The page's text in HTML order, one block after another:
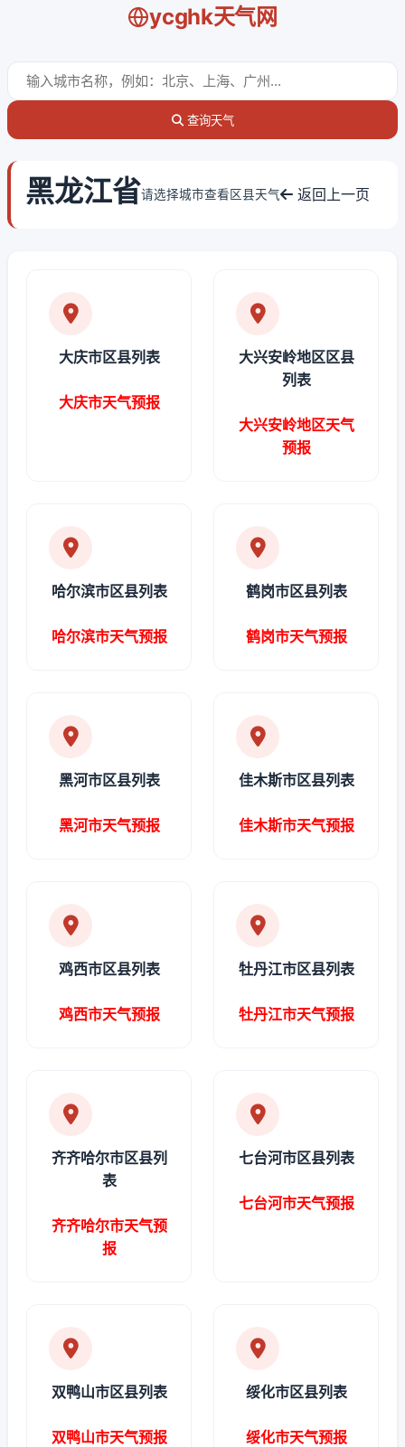
ycghk天气网
查询天气
黑龙江省请选择城市查看区县天气 返回上一页
大庆市区县列表
大庆市天气预报
大兴安岭地区区县
列表
大兴安岭地区天气
预报
哈尔滨市区县列表
哈尔滨市天气预报
鹤岗市区县列表
鹤岗市天气预报
黑河市区县列表
黑河市天气预报
佳木斯市区县列表
佳木斯市天气预报
鸡西市区县列表
鸡西市天气预报
牡丹江市区县列表
牡丹江市天气预报
齐齐哈尔市区县列
表
齐齐哈尔市天气预
报
七台河市区县列表
七台河市天气预报
双鸭山市区县列表
双鸭山市天气预报
绥化市区县列表
绥化市天气预报